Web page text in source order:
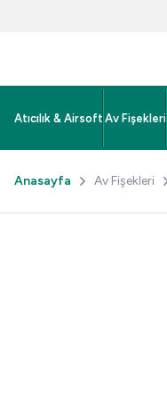
Atıcılık & Airsoft Av Fişekleri
Anasayfa Av Fişekleri